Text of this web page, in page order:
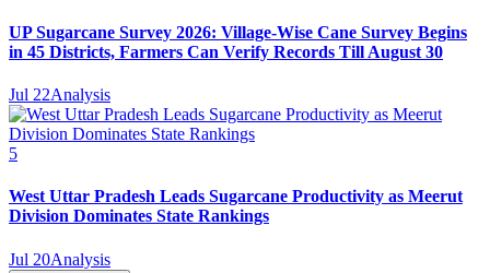
UP Sugarcane Survey 2026: Village-Wise Cane Survey Begins
in 45 Districts, Farmers Can Verify Records Till August 30
Jul 22Analysis
5
West Uttar Pradesh Leads Sugarcane Productivity as Meerut
Division Dominates State Rankings
Jul 20Analysis